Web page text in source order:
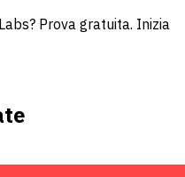
Prova gratuita. Inizia